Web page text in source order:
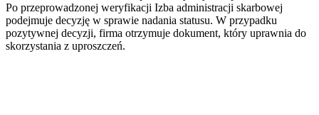
Po przeprowadzonej weryfikacji Izba administracji skarbowej
podejmuje decyzję w sprawie nadania statusu. W przypadku
pozytywnej decyzji, firma otrzymuje dokument, który uprawnia do
skorzystania z uproszczeń.